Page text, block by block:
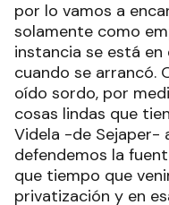
por lo vamos a
solamente como
instancia se está
cuando se arrancó.
oído sordo, por
cosas lindas que
Videla -de Sejaper-
defendemos la
que tiempo que
privatización y en